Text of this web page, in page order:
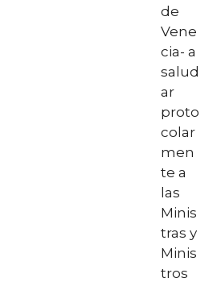
de
Vene
cia- a
salud
ar
proto
colar
men
te a
las
Minis
tras y
Minis
tros